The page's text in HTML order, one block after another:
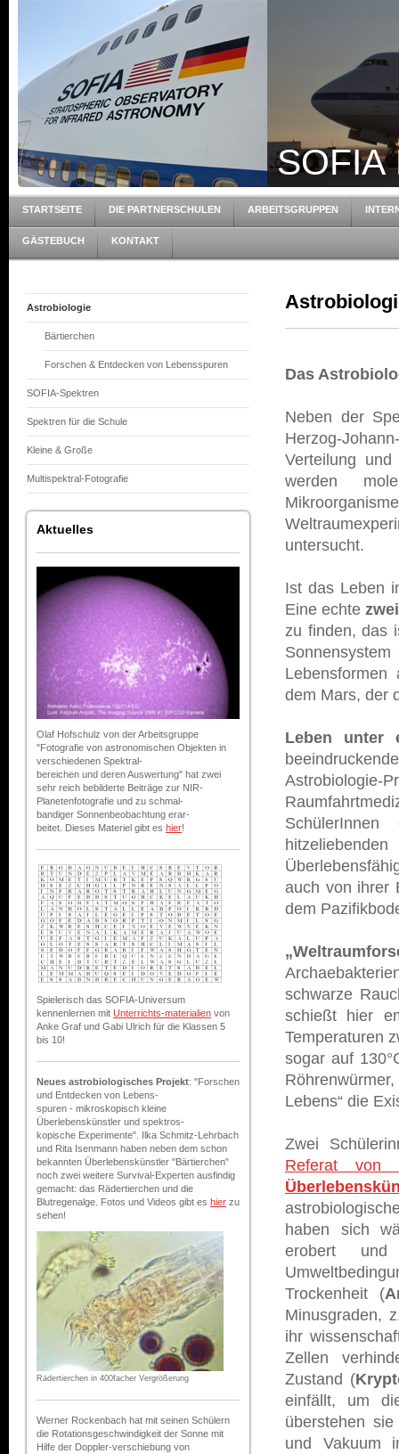
SOFIA
STARTSEITE DIE PARTNERSCHULEN ARBEITSGRUPPEN
GÄSTEBUCH KONTAKT
Astrobiologie
Bärtierchen
Forschen & Entdecken von Lebensspuren
SOFIA-Spektren
Spektren für die Schule
Kleine & Große
Multispektral-Fotografie
Aktuelles
Olaf Hofschulz von der Arbeitsgruppe
"Fotografie von astronomischen Objekten in
verschiedenen Spektral-
bereichen und deren Auswertung" hat zwei
sehr reich bebilderte Beiträge zur NIR-
Planetenfotografie und zu schmal-
bandiger Sonnenbeobachtung erar-
beitet. Dieses Materiel gibt es hier!
Spielerisch das SOFIA-Universum
kennenlernen mit Unterrichts-materialien von
Anke Graf und Gabi Ulrich für die Klassen 5
bis 10!
Neues astrobiologisches Projekt: "Forschen
und Entdecken von Lebens-
spuren - mikroskopisch kleine
Überlebenskünstler und spektros-
kopische Experimente". Ilka Schmitz-Lehrbach
und Rita Isenmann haben neben dem schon
bekannten Überlebenskünstler "Bärtierchen"
noch zwei weitere Survival-Experten ausfindig
gemacht: das Rädertierchen und die
Blutregenalge. Fotos und Videos gibt es hier zu
sehen!
Rädertierchen in 400facher Vergrößerung
Werner Rockenbach hat mit seinen Schülern
die Rotationsgeschwindigkeit der Sonne mit
Hilfe der Doppler-verschiebung von
Das
Neben der
Herzog-
Verteilung
werden
untersucht.
Ist das Leben
Eine echte
zu finden, das
dem Mars, der
Leben unter
Astrobiologie-
auch von ihrer
dem
schwarze
schießt hier
Temperaturen
sogar auf
Lebens“ die
Zwei
Referat von
haben sich
erobert und
Trockenheit (
Minusgraden,
ihr
Zellen
Zustand (
einfällt, um
überstehen
und Vakuum